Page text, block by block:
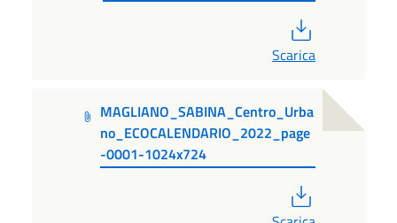
Scarica
MAGLIANO_SABINA_Centro_Urba
no_ECOCALENDARIO_2022_page
-0001-1024x724